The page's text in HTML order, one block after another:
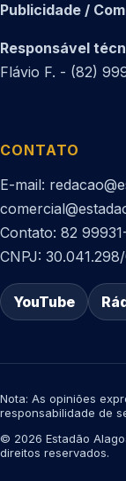
Publicidade /
Responsável
Flávio F. - (82)
CONTATO
E-mail:
Contato: 82
CNPJ:
YouTube
Nota: As opiniões
responsabilidade de
© 2026 Estadão
direitos reservados.